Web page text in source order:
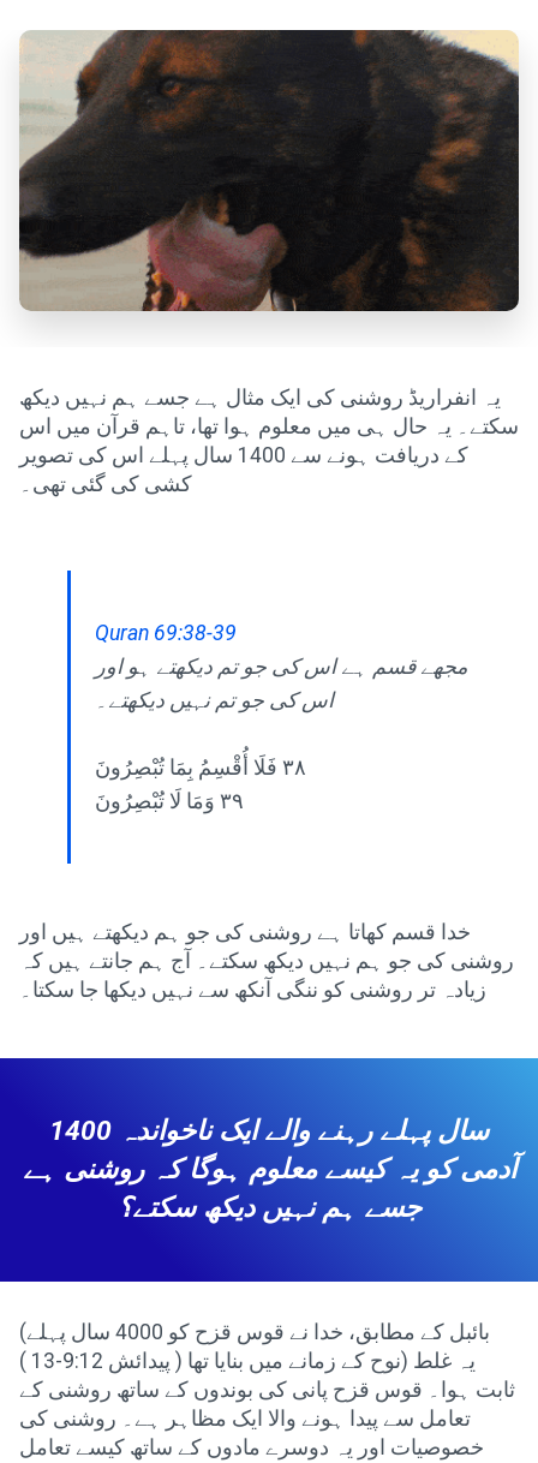
یہ انفراریڈ روشنی کی ایک مثال ہے جسے ہم نہیں دیکھ
سکتے۔ یہ حال ہی میں معلوم ہوا تھا، تاہم قرآن میں اس
کے دریافت ہونے سے 1400 سال پہلے اس کی تصویر
کشی کی گئی تھی۔
Quran 69:38-39
مجھے قسم ہے اس کی جو تم دیکھتے ہو اور
اس کی جو تم نہیں دیکھتے۔
٣٨ فَلَا أُقْسِمُ بِمَا تُبْصِرُونَ
٣٩ وَمَا لَا تُبْصِرُونَ
خدا قسم کھاتا ہے روشنی کی جو ہم دیکھتے ہیں اور
روشنی کی جو ہم نہیں دیکھ سکتے۔ آج ہم جانتے ہیں کہ
زیادہ تر روشنی کو ننگی آنکھ سے نہیں دیکھا جا سکتا۔
1400 سال پہلے رہنے والے ایک ناخواندہ
آدمی کو یہ کیسے معلوم ہوگا کہ روشنی ہے
جسے ہم نہیں دیکھ سکتے؟
(بائبل کے مطابق، خدا نے قوس قزح کو 4000 سال پہلے
نوح کے زمانے میں بنایا تھا ( پیدائش 9:12-13 )) یہ غلط
ثابت ہوا۔ قوس قزح پانی کی بوندوں کے ساتھ روشنی کے
تعامل سے پیدا ہونے والا ایک مظاہر ہے۔ روشنی کی
خصوصیات اور یہ دوسرے مادوں کے ساتھ کیسے تعامل